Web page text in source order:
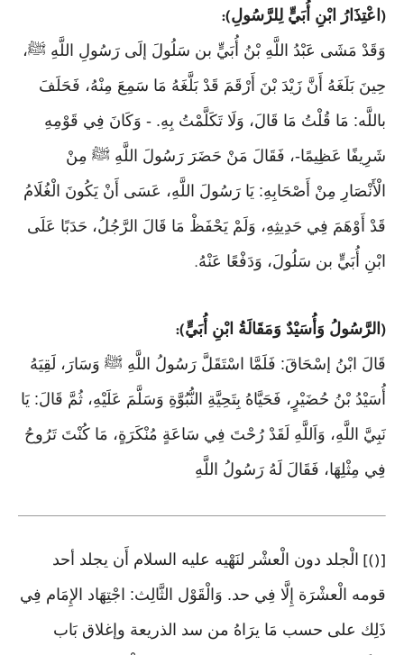
( اعْتِذَارُ ابْنِ أُبَيٍّ لِلرَّسُولِ):
وَقَدْ مَشَى عَبْدُ اللَّهِ بْنُ أُبَيٍّ بن سَلُولَ إلَى رَسُولِ اللَّهِ ﷺ،
حِينَ بَلَغَهُ أَنَّ زَيْدَ بْنَ أَرْقَمَ قَدْ بَلَّغَهُ مَا سَمِعَ مِنْهُ، فَحَلَفَ
باللَّه: مَا قُلْتُ مَا قَالَ، وَلَا تَكَلَّمْتُ بِهِ. - وَكَانَ فِي قَوْمِهِ
شَرِيفًا عَظِيمًا-، فَقَالَ مَنْ حَضَرَ رَسُولَ اللَّهِ ﷺ مِنْ
الْأَنْصَارِ مِنْ أَصْحَابِهِ: يَا رَسُولَ اللَّهِ، عَسَى أَنْ يَكُونَ الْغُلَامُ
قَدْ أَوْهَمَ فِي حَدِيثِهِ، وَلَمْ يَحْفَظْ مَا قَالَ الرَّجُلُ، حَدَبًا عَلَى
ابْنِ أُبَيٍّ بن سَلُولَ، وَدَفْعًا عَنْهُ.
( الرَّسُولُ وَأُسَيْدٌ وَمَقَالَةُ ابْنِ أُبَيٍّ):
قَالَ ابْنُ إسْحَاقَ: فَلَمَّا اسْتَقَلَّ رَسُولُ اللَّهِ ﷺ وَسَارَ، لَقِيَهُ
أُسَيْدُ بْنُ حُضَيْرٍ، فَحَيَّاهُ بِتَحِيَّةِ النُّبُوَّةِ وَسَلَّمَ عَلَيْهِ، ثُمَّ قَالَ: يَا
نَبِيَّ اللَّهِ، وَاَللَّهِ لَقَدْ رُحْتَ فِي سَاعَةٍ مُنْكَرَةٍ، مَا كُنْتَ تَرُوحُ
فِي مِثْلِهَا، فَقَالَ لَهُ رَسُولُ اللَّهِ
[()]
الْجلد دون الْعشْر لنَهْيه عليه السلام أَن يجلد أحد
قومه الْعشْرَة إِلَّا فِي حد. وَالْقَوْل الثَّالِث: اجْتِهَاد الإِمَام فِي
ذَلِك على حسب مَا يرَاهُ من سد الذريعة وإغلاق بَاب